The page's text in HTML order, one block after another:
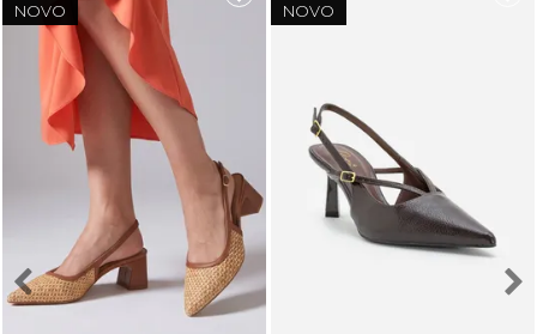
NOVO NOVO